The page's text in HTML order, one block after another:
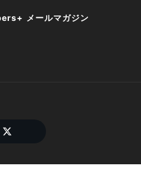
メールマガジン